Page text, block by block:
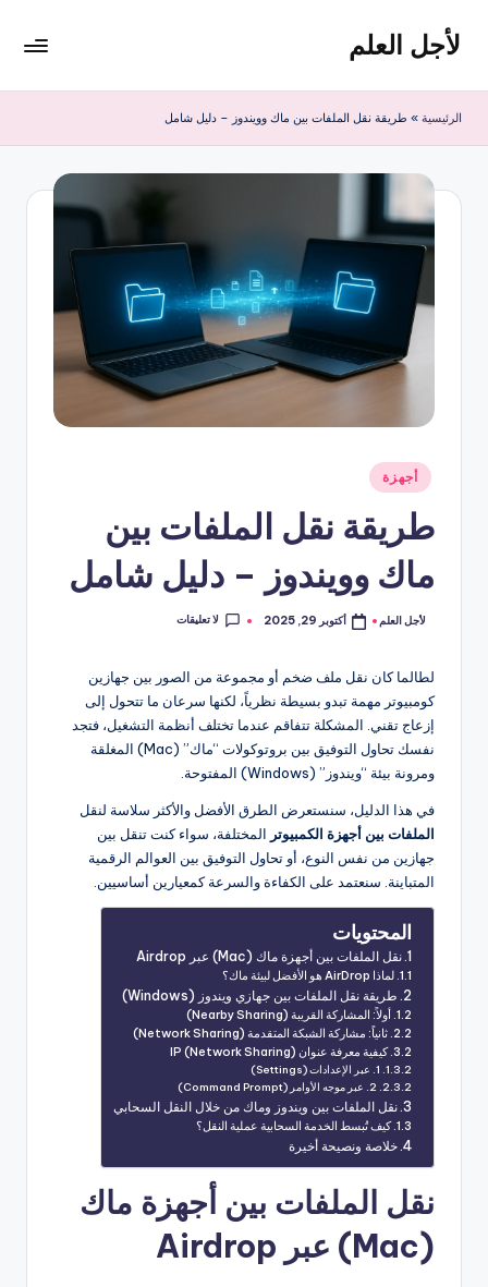
التجاوز
المحتوى
لأجل العلم
موقع
بأخبار
التقنية
العالم
الرئيسية » طريقة نقل الملفات بين ماك وويندوز – دليل شامل
نُشر
في
أجهزة
طريقة نقل الملفات بين
ماك وويندوز – دليل شامل
تمّ
لأجل العلم أكتوبر 29, 2025 لا تعليقات
لطالما كان نقل ملف ضخم أو مجموعة من الصور بين جهازين
كومبيوتر مهمة تبدو بسيطة نظرياً، لكنها سرعان ما تتحول إلى
إزعاج تقني. المشكلة تتفاقم عندما تختلف أنظمة التشغيل، فتجد
نفسك تحاول التوفيق بين بروتوكولات “ماك” (Mac) المغلقة
ومرونة بيئة “ويندوز” (Windows) المفتوحة.
في هذا الدليل، سنستعرض الطرق الأفضل والأكثر سلاسة لنقل
الملفات بين أجهزة الكمبيوتر المختلفة، سواء كنت تنقل بين
جهازين من نفس النوع، أو تحاول التوفيق بين العوالم الرقمية
المتباينة. سنعتمد على الكفاءة والسرعة كمعيارين أساسيين.
المحتويات
نقل الملفات بين أجهزة ماك (Mac) عبر Airdrop
لماذا AirDrop هو الأفضل لبيئة ماك؟
طريقة نقل الملفات بين جهازي ويندوز (Windows)
أولاً: المشاركة القريبة (Nearby Sharing)
ثانياً: مشاركة الشبكة المتقدمة (Network Sharing)
كيفية معرفة عنوان IP (Network Sharing)
1. عبر الإعدادات (Settings)
2. عبر موجه الأوامر (Command Prompt)
نقل الملفات بين ويندوز وماك من خلال النقل السحابي
كيف تُبسط الخدمة السحابية عملية النقل؟
خلاصة ونصيحة أخيرة
نقل الملفات بين أجهزة ماك
(Mac) عبر Airdrop